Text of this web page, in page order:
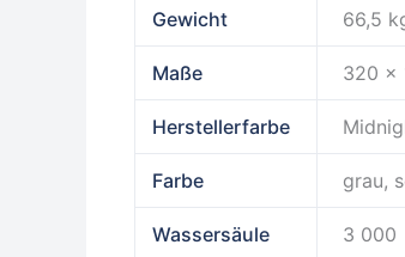
Gewicht 66,5
Maße 320 ×
Herstellerfarbe
Farbe grau,
Wassersäule 3 000